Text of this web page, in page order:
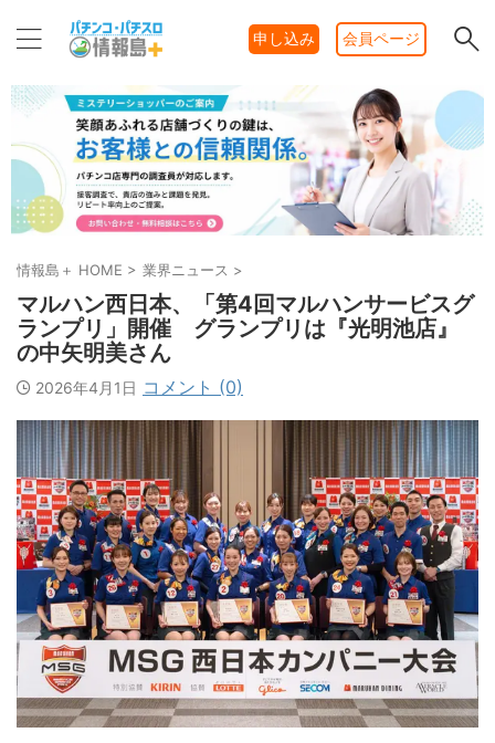
申し込み 会員ページ
情報島＋ HOME > 業界ニュース >
マルハン西日本、「第4回マルハンサービスグ
ランプリ」開催 グランプリは『光明池店』
の中矢明美さん
2026年4月1日 コメント (0)